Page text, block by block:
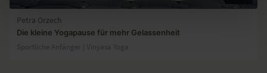
Petra Orzech
Die kleine Yogapause für mehr Gelassenheit
Sportliche Anfänger | Vinyasa Yoga